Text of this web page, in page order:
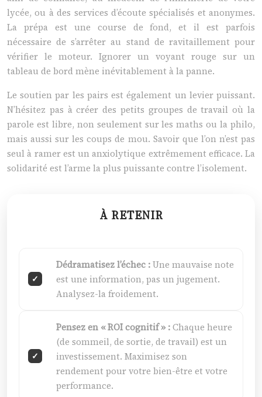
lycée, ou à des services d’écoute spécialisés et anonymes.
La prépa est une course de fond, et il est parfois
nécessaire de s’arrêter au stand de ravitaillement pour
vérifier le moteur. Ignorer un voyant rouge sur un
tableau de bord mène inévitablement à la panne.
Le soutien par les pairs est également un levier puissant.
N’hésitez pas à créer des petits groupes de travail où la
parole est libre, non seulement sur les maths ou la philo,
mais aussi sur les coups de mou. Savoir que l’on n’est pas
seul à ramer est un anxiolytique extrêmement efficace. La
solidarité est l’arme la plus puissante contre l’isolement.
À RETENIR
Dédramatisez l’échec :Une mauvaise note
est une information, pas un jugement.
Analysez-la froidement.
Pensez en « ROI cognitif » :Chaque heure
(de sommeil, de sortie, de travail) est un
investissement. Maximisez son
rendement pour votre bien-être et votre
performance.